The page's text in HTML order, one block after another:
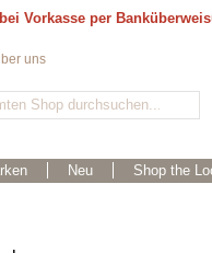
Vorkasse per
Neu Shop the
uns